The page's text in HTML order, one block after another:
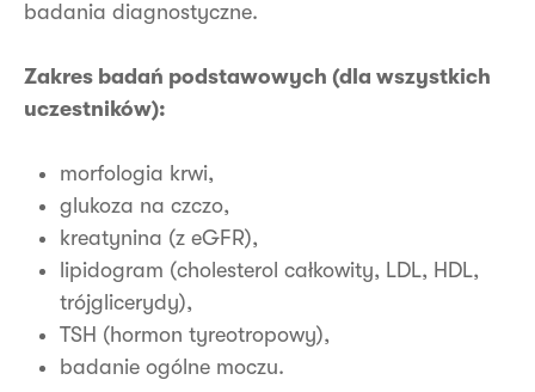
badania diagnostyczne.
Zakres badań podstawowych (dla wszystkich
uczestników):
morfologia krwi,
glukoza na czczo,
kreatynina (z eGFR),
lipidogram (cholesterol całkowity, LDL, HDL,
trójglicerydy),
TSH (hormon tyreotropowy),
badanie ogólne moczu.